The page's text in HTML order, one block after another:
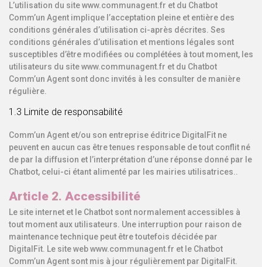
L’utilisation du site www.communagent.fr et du Chatbot
Comm’un Agent implique l’acceptation pleine et entière des
conditions générales d’utilisation ci-après décrites. Ses
conditions générales d’utilisation et mentions légales sont
susceptibles d’être modifiées ou complétées à tout moment, les
utilisateurs du site www.communagent.fr et du Chatbot
Comm’un Agent sont donc invités à les consulter de manière
régulière.
1.3 Limite de responsabilité
Comm’un Agent et/ou son entreprise éditrice DigitalFit ne
peuvent en aucun cas être tenues responsable de tout conflit né
de par la diffusion et l’interprétation d’une réponse donné par le
Chatbot, celui-ci étant alimenté par les mairies utilisatrices..
Article 2. Accessibilité
Le site internet et le Chatbot sont normalement accessibles à
tout moment aux utilisateurs. Une interruption pour raison de
maintenance technique peut être toutefois décidée par
DigitalFit. Le site web www.communagent.fr et le Chatbot
Comm’un Agent sont mis à jour régulièrement par DigitalFit.